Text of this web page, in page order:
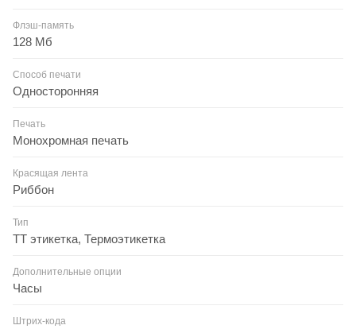
Флэш-память
128 Мб
Способ печати
Односторонняя
Печать
Монохромная печать
Красящая лента
Риббон
Тип
ТТ этикетка, Термоэтикетка
Дополнительные опции
Часы
Штрих-кода